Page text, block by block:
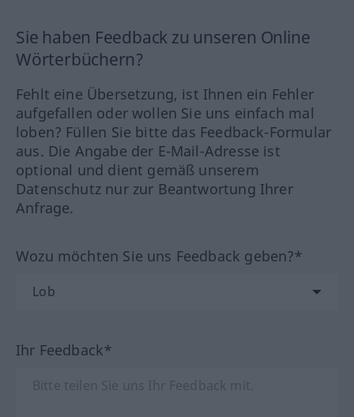
Sie haben Feedback zu unseren Online
Wörterbüchern?
Fehlt eine Übersetzung, ist Ihnen ein Fehler
aufgefallen oder wollen Sie uns einfach mal
loben? Füllen Sie bitte das Feedback-Formular
aus. Die Angabe der E-Mail-Adresse ist
optional und dient gemäß unserem
Datenschutz nur zur Beantwortung Ihrer
Anfrage.
Wozu möchten Sie uns Feedback geben?*
Ihr Feedback*